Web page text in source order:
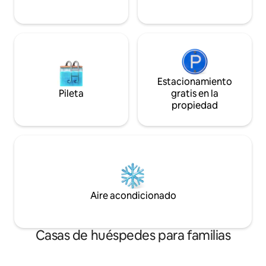
Pileta
Estacionamiento
gratis en la
propiedad
Aire acondicionado
Casas de huéspedes para familias